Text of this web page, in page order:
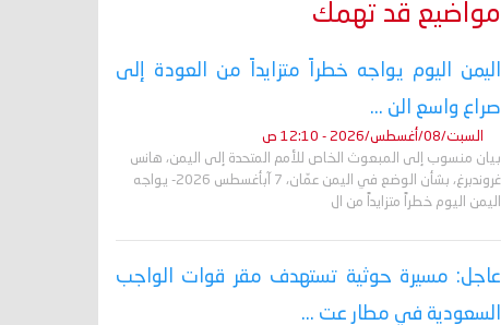
مواضيع قد تهمك
اليمن اليوم يواجه خطراً متزايداً من العودة إلى
صراع واسع الن ...
السبت/08/أغسطس/2026 - 12:10 ص
بيان منسوب إلى المبعوث الخاص للأمم المتحدة إلى اليمن، هانس
غروندبرغ، بشأن الوضع في اليمن عمّان، 7 آبأغسطس 2026- يواجه
اليمن اليوم خطراً متزايداً من ال
عاجل: مسيرة حوثية تستهدف مقر قوات الواجب
السعودية في مطار عت ...